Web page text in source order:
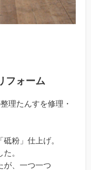
フォーム
理たんすを修理・
粉」仕上げ。
。
が、一つ一つ